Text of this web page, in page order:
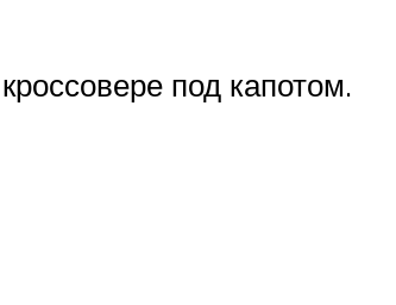
под капотом.